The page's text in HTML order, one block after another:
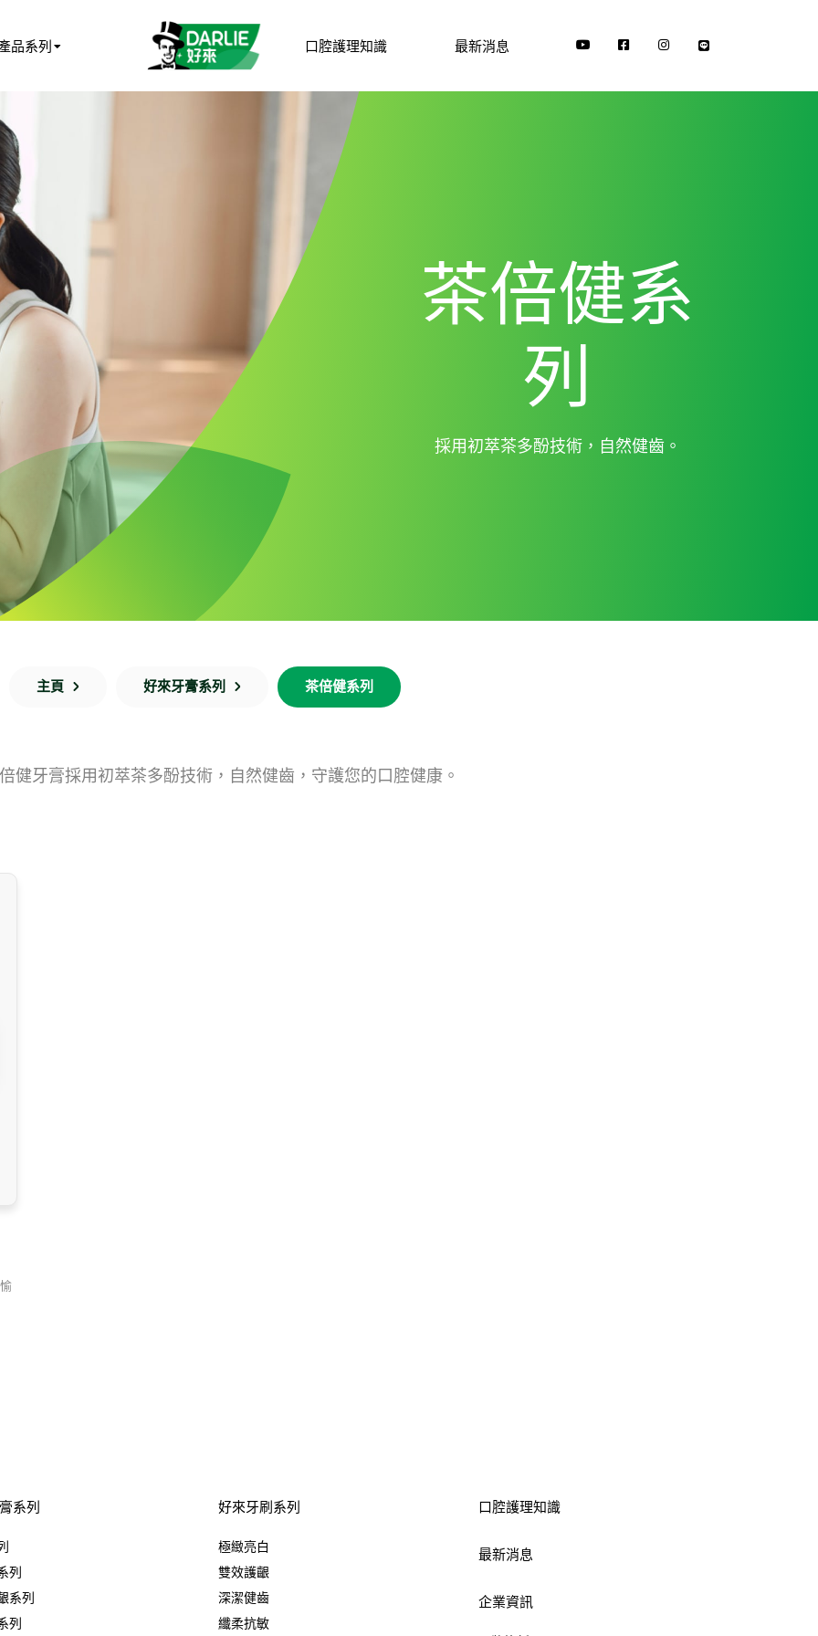
品系列 口腔護理知識 最新消息
茶倍健系
列
採用初萃茶多酚技術，自然健齒。
主頁 好來牙膏系列 茶倍健系列
健牙膏採用初萃茶多酚技術，自然健齒，守護您的口腔健康。
系列
列
系列
列
好來牙刷系列
極緻亮白
雙效護齦
深潔健齒
纖柔抗敏
口腔護理知識
最新消息
企業資訊